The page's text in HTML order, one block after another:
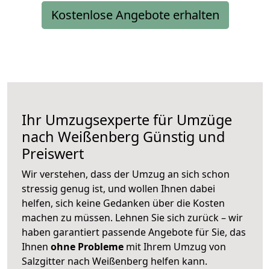
Kostenlose Angebote erhalten
Ihr Umzugsexperte für Umzüge
nach Weißenberg Günstig und
Preiswert
Wir verstehen, dass der Umzug an sich schon
stressig genug ist, und wollen Ihnen dabei
helfen, sich keine Gedanken über die Kosten
machen zu müssen. Lehnen Sie sich zurück – wir
haben garantiert passende Angebote für Sie, das
Ihnen ohne Probleme mit Ihrem Umzug von
Salzgitter nach Weißenberg helfen kann.